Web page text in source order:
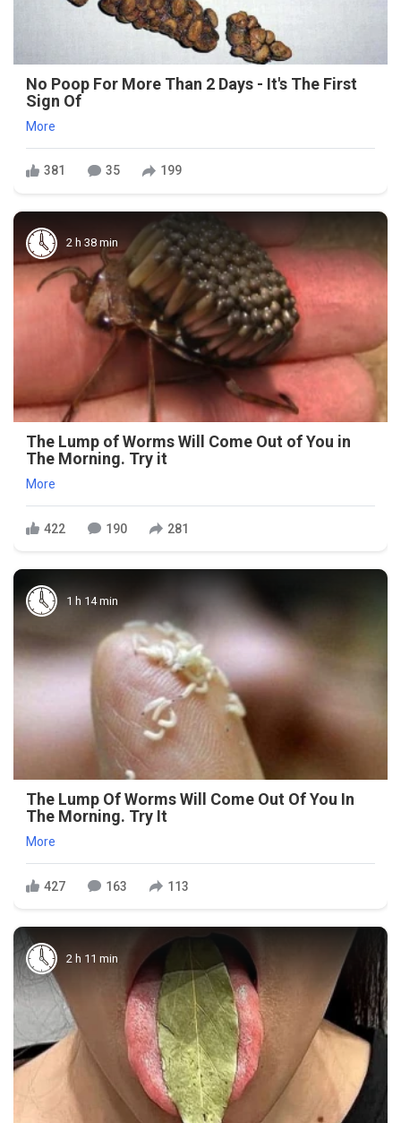
No Poop For More Than 2 Days - It's The First
Sign Of
More
381 35 199
2 h 38 min
The Lump of Worms Will Come Out of You in
The Morning. Try it
More
422 190 281
1 h 14 min
The Lump Of Worms Will Come Out Of You In
The Morning. Try It
More
427 163 113
2 h 11 min